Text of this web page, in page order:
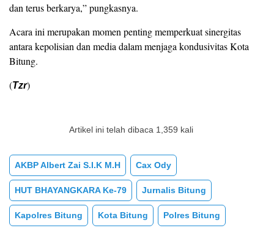
dan terus berkarya,” pungkasnya.
Acara ini merupakan momen penting memperkuat sinergitas
antara kepolisian dan media dalam menjaga kondusivitas Kota
Bitung.
(Tzr)
Artikel ini telah dibaca 1,359 kali
AKBP Albert Zai S.I.K M.H Cax Ody
HUT BHAYANGKARA Ke-79 Jurnalis Bitung
Kapolres Bitung Kota Bitung Polres Bitung